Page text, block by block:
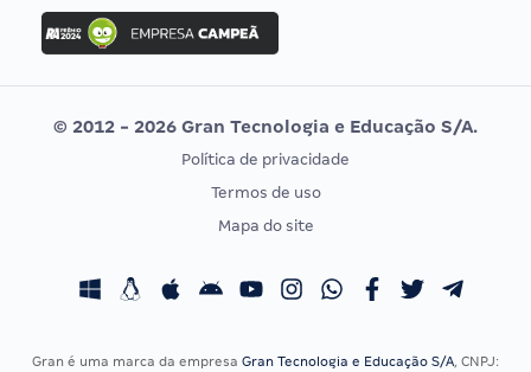
Concurso Ibama
Concurso MPU
Editais publicados
Vunesp
CONCURSOS POR PROFISSÃO
Concursos Fiscais
EXAME DE ORDEM
Calendário OAB
© 2012 - 2026 Gran Tecnologia e Educação S/A.
Política de privacidade
Termos de uso
Mapa do site
Gran é uma marca da empresa Gran Tecnologia e Educação S/A, CNPJ: